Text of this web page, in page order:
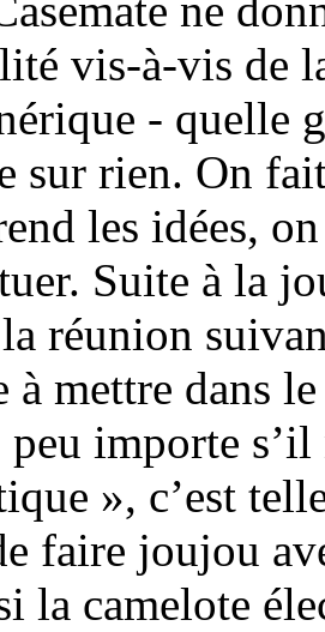
ne
vis-à-vis de
- quelle
sur rien. On
les idées,
Suite à la
réunion
à mettre dans
peu importe
», c’est
faire joujou
la camelote